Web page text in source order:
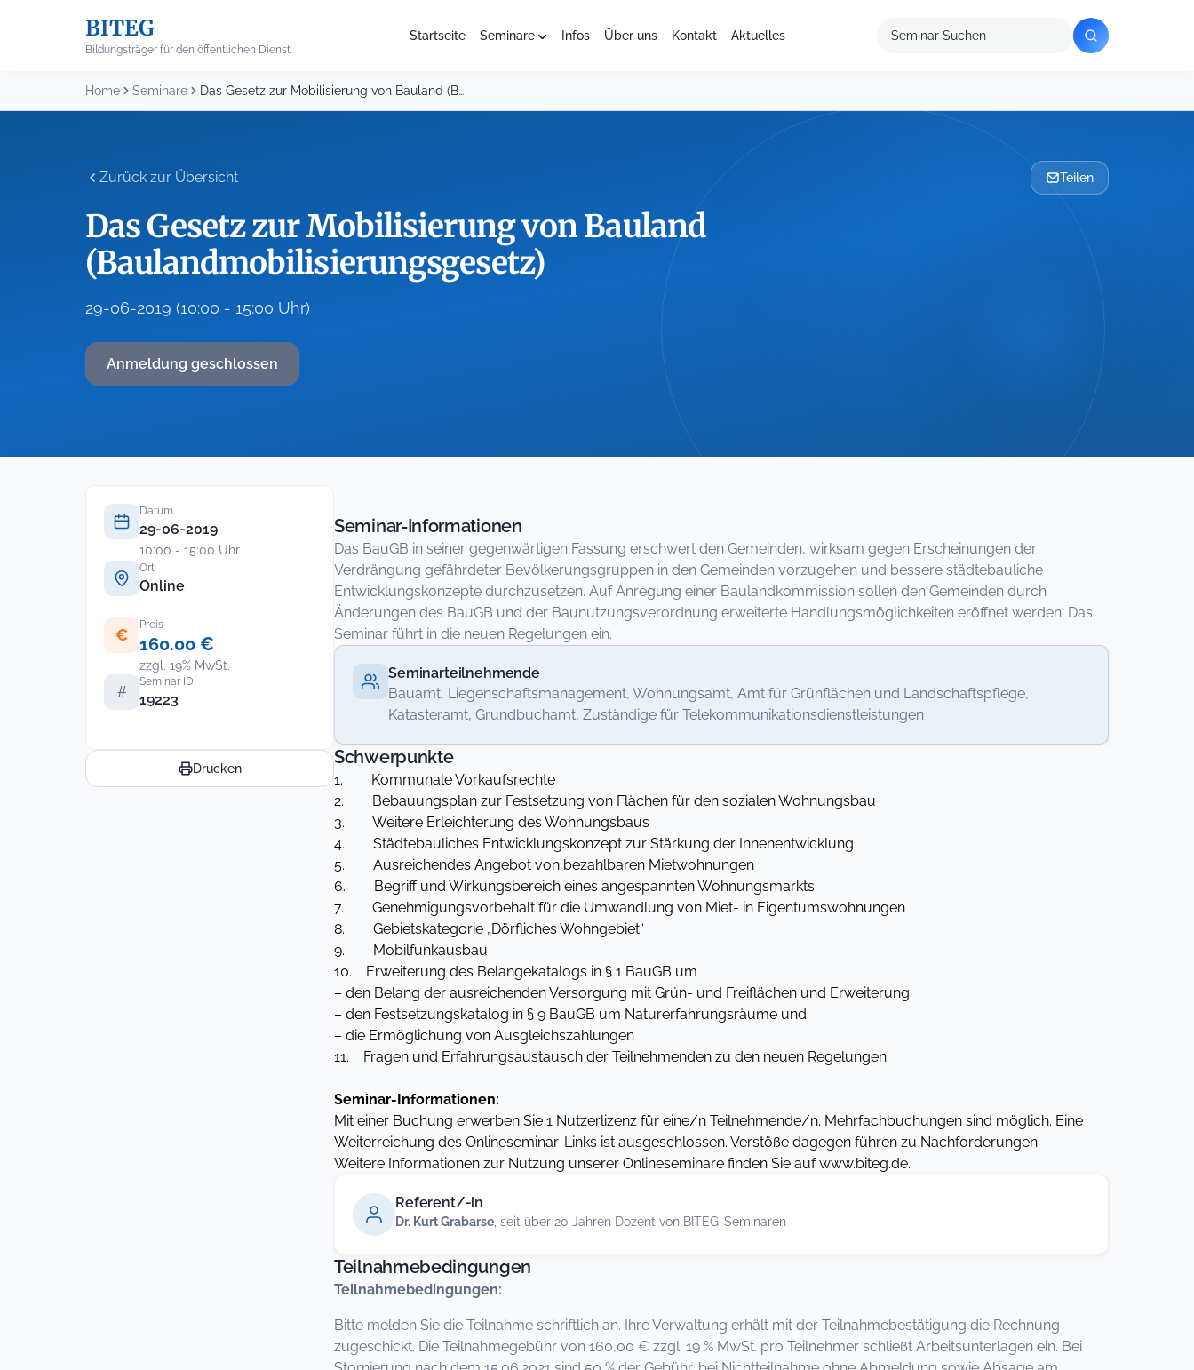
BITEG
Bildungsträger für den öffentlichen Dienst
Startseite Seminare Infos Über uns Kontakt Aktuelles
Seminar
Home Seminare Das Gesetz zur Mobilisierung von Bauland (Baulandmobilisierungsgesetz)
Zurück zur Übersicht Teilen
Das Gesetz zur Mobilisierung von Bauland
(Baulandmobilisierungsgesetz)
29-06-2019 (10:00 - 15:00 Uhr)
Anmeldung geschlossen
Datum
29-06-2019
10:00 - 15:00 Uhr
Ort
Online
€
Preis
160.00 €
zzgl. 19% MwSt.
#
Seminar ID
19223
Drucken
Seminar-Informationen
Das BauGB in seiner gegenwärtigen Fassung erschwert den Gemeinden, wirksam gegen Erscheinungen der
Verdrängung gefährdeter Bevölkerungsgruppen in den Gemeinden vorzugehen und bessere städtebauliche
Entwicklungskonzepte durchzusetzen. Auf Anregung einer Baulandkommission sollen den Gemeinden durch
Änderungen des BauGB und der Baunutzungsverordnung erweiterte Handlungsmöglichkeiten eröffnet werden. Das
Seminar führt in die neuen Regelungen ein.
Seminarteilnehmende
Bauamt, Liegenschaftsmanagement, Wohnungsamt, Amt für Grünflächen und Landschaftspflege,
Katasteramt, Grundbuchamt, Zuständige für Telekommunikationsdienstleistungen
Schwerpunkte
1. Kommunale Vorkaufsrechte
2. Bebauungsplan zur Festsetzung von Flächen für den sozialen Wohnungsbau
3. Weitere Erleichterung des Wohnungsbaus
4. Städtebauliches Entwicklungskonzept zur Stärkung der Innenentwicklung
5. Ausreichendes Angebot von bezahlbaren Mietwohnungen
6. Begriff und Wirkungsbereich eines angespannten Wohnungsmarkts
7. Genehmigungsvorbehalt für die Umwandlung von Miet- in Eigentumswohnungen
8. Gebietskategorie „Dörfliches Wohngebiet“
9. Mobilfunkausbau
10. Erweiterung des Belangekatalogs in § 1 BauGB um
– den Belang der ausreichenden Versorgung mit Grün- und Freiflächen und Erweiterung
– den Festsetzungskatalog in § 9 BauGB um Naturerfahrungsräume und
– die Ermöglichung von Ausgleichszahlungen
11. Fragen und Erfahrungsaustausch der Teilnehmenden zu den neuen Regelungen
Seminar-Informationen:
Mit einer Buchung erwerben Sie 1 Nutzerlizenz für eine/n Teilnehmende/n. Mehrfachbuchungen sind möglich. Eine
Weiterreichung des Onlineseminar-Links ist ausgeschlossen. Verstöße dagegen führen zu Nachforderungen.
Weitere Informationen zur Nutzung unserer Onlineseminare finden Sie auf www.biteg.de.
Referent/-in
Dr. Kurt Grabarse , seit über 20 Jahren Dozent von BITEG-Seminaren
Teilnahmebedingungen
Teilnahmebedingungen:
Bitte melden Sie die Teilnahme schriftlich an. Ihre Verwaltung erhält mit der Teilnahmebestätigung die Rechnung
zugeschickt. Die Teilnahmegebühr von 160,00 € zzgl. 19 % MwSt. pro Teilnehmer schließt Arbeitsunterlagen ein. Bei